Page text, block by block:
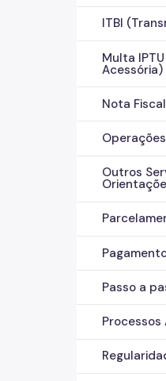
ITBI
Multa
Acessória)
Nota
Outros
Passo a